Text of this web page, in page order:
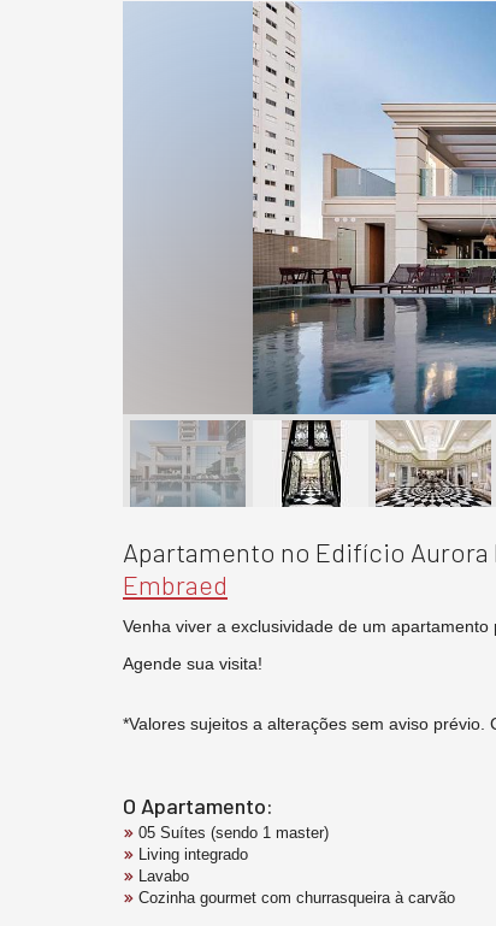
Apartamento no Edifício
Embraed
Venha viver a exclusividade de um apartamento
Agende sua visita!
*Valores sujeitos a alterações sem aviso prévio.
O Apartamento:
05 Suítes (sendo 1 master)
Living integrado
Lavabo
Cozinha gourmet com churrasqueira à carvão